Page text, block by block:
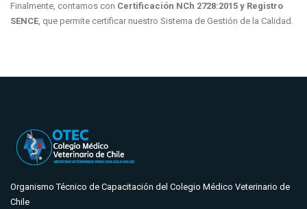
Finalmente, contamos con Certificación NCh 2728:2015 y Registro
SENCE, que permite certificar nuestro Sistema de Gestión de la Calidad.
Organismo Técnico de Capacitación del Colegio Médico Veterinario de
Chile